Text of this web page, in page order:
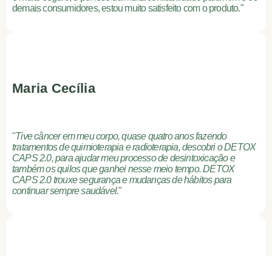
demais consumidores, estou muito satisfeito com o produto."
Maria Cecília
"Tive câncer em meu corpo, quase quatro anos fazendo
tratamentos de quimioterapia e radioterapia, descobri o DETOX
CAPS 2.0, para ajudar meu processo de desintoxicação e
também os quilos que ganhei nesse meio tempo. DETOX
CAPS 2.0 trouxe segurança e mudanças de hábitos para
continuar sempre saudável."